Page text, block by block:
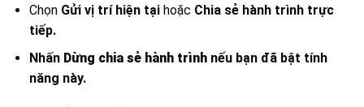
Chọn Gửi vị trí hiện tạihoặc Chia sẻ hành trình trực
tiếp.
Nhấn Dừng chia sẻhành trìnhnếu bạn đã bật tính
năng này.